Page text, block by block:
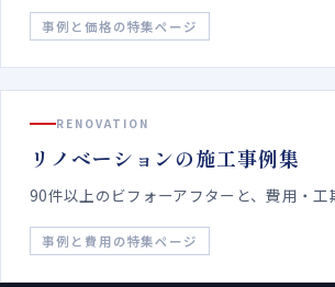
事例と価格の特集ページ
RENOVATION
リノベーションの施工事例集
90件以上のビフォーアフターと、費用・工
事例と費用の特集ページ